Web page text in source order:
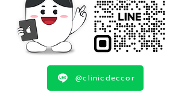
@clinicdeccor